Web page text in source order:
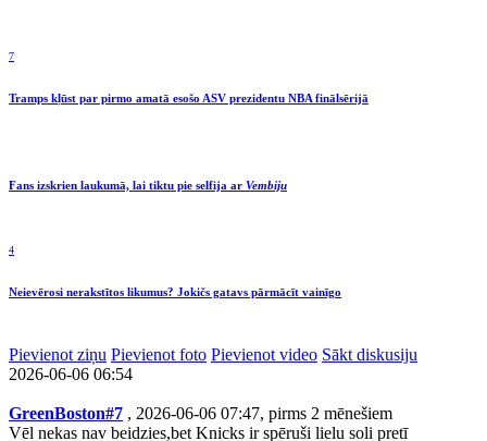
7
Tramps kļūst par pirmo amatā esošo ASV prezidentu NBA finālsērijā
Fans izskrien laukumā, lai tiktu pie selfija ar Vembiju
4
Neievērosi nerakstītos likumus? Jokičs gatavs pārmācīt vainīgo
Pievienot ziņu Pievienot foto Pievienot video Sākt diskusiju
2026-06-06 06:54
GreenBoston#7 , 2026-06-06 07:47, pirms 2 mēnešiem
Vēl nekas nav beidzies,bet Knicks ir spēruši lielu soli pretī